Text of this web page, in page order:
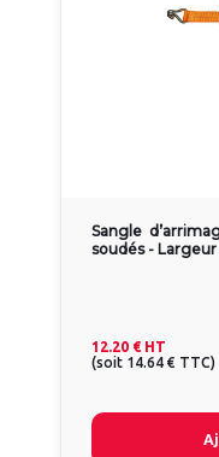
Sangle
soudés -
12.20 € HT
(soit 14.64 € TTC)